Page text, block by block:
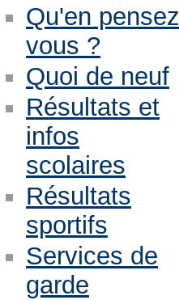
Qu'en pensez
vous ?
Quoi de neuf
Résultats et
infos
scolaires
Résultats
sportifs
Services de
garde